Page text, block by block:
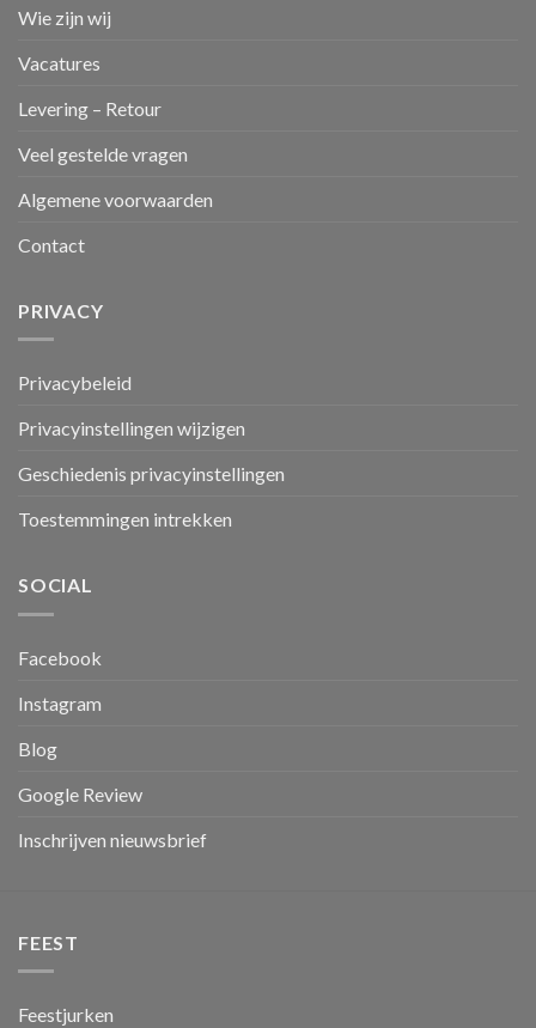
Wie zijn wij
Vacatures
Levering – Retour
Veel gestelde vragen
Algemene voorwaarden
Contact
PRIVACY
Privacybeleid
Privacyinstellingen wijzigen
Geschiedenis privacyinstellingen
Toestemmingen intrekken
SOCIAL
Facebook
Instagram
Blog
Google Review
Inschrijven nieuwsbrief
FEEST
Feestjurken